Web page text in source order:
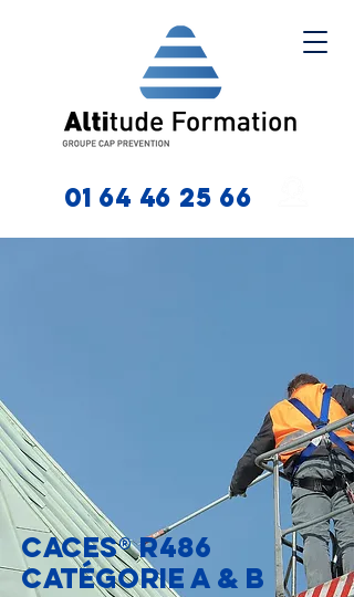
01 64 46 25 66
CACES® R486
CATÉGORIE A & B